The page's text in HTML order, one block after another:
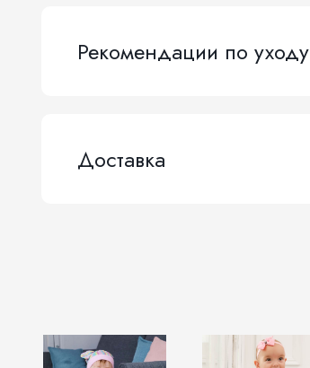
Рекомендации по уходу
Доставка